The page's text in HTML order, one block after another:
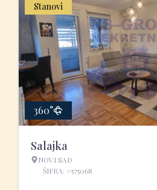
Stanovi
360°
Salajka
NOVI SAD
ŠIFRA: #575068